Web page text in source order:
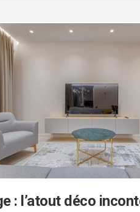
: l’atout déco